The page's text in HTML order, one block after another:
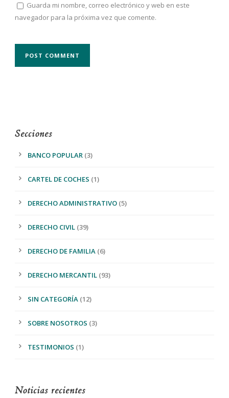
Guarda mi nombre, correo electrónico y web en este
navegador para la próxima vez que comente.
Secciones
BANCO POPULAR (3)
CARTEL DE COCHES (1)
DERECHO ADMINISTRATIVO (5)
DERECHO CIVIL (39)
DERECHO DE FAMILIA (6)
DERECHO MERCANTIL (93)
SIN CATEGORÍA (12)
SOBRE NOSOTROS (3)
TESTIMONIOS (1)
Noticias recientes